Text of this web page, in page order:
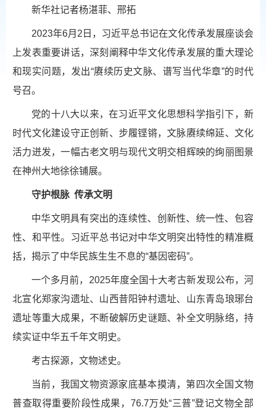
新华社记者杨湛菲、邢拓
2023年6月2日，习近平总书记在文化传承发展座谈会
上发表重要讲话，深刻阐释中华文化传承发展的重大理论
和现实问题，发出“赓续历史文脉、谱写当代华章”的时代
号召。
党的十八大以来，在习近平文化思想科学指引下，新
时代文化建设守正创新、步履铿锵，文脉赓续绵延、文化
活力迸发，一幅古老文明与现代文明交相辉映的绚丽图景
在神州大地徐徐铺展。
守护根脉 传承文明
中华文明具有突出的连续性、创新性、统一性、包容
性、和平性。习近平总书记对中华文明突出特性的精准概
括，揭示了中华民族生生不息的“基因密码”。
一个多月前，2025年度全国十大考古新发现公布，河
北宣化郑家沟遗址、山西昔阳钟村遗址、山东青岛琅琊台
遗址等重大成果，不断破解历史谜题、补全文明脉络，持
续实证中华五千年文明史。
考古探源，文物述史。
当前，我国文物资源家底基本摸清，第四次全国文物
普查取得重要阶段性成果，76.7万处“三普”登记文物全部